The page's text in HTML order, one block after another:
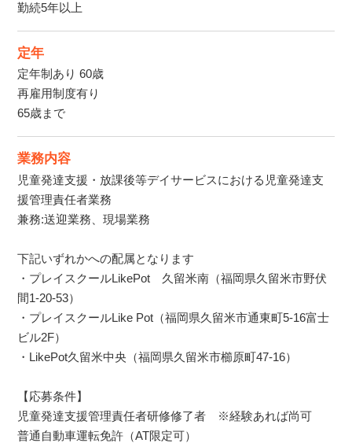
勤続5年以上
定年
定年制あり 60歳
再雇用制度有り
65歳まで
業務内容
児童発達支援・放課後等デイサービスにおける児童発達支
援管理責任者業務
兼務:送迎業務、現場業務
下記いずれかへの配属となります
・プレイスクールLikePot 久留米南（福岡県久留米市野伏
間1-20-53）
・プレイスクールLike Pot（福岡県久留米市通東町5-16富士
ビル2F）
・LikePot久留米中央（福岡県久留米市櫛原町47-16）
【応募条件】
児童発達支援管理責任者研修修了者 ※経験あれば尚可
普通自動車運転免許（AT限定可）